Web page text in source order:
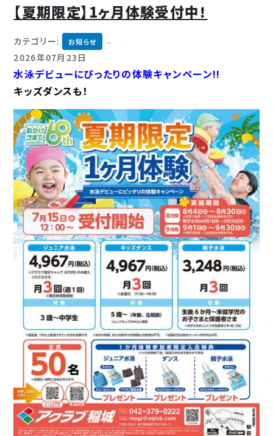
【夏期限定】1ヶ月体験受付中！
カテゴリー: お知らせ
2026年07月23日
水泳デビューにぴったりの体験キャンペーン!!
キッズダンスも！